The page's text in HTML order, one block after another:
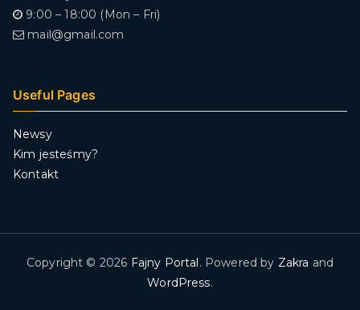
9:00 – 18:00 (Mon – Fri)
mail@gmail.com
Useful Pages
Newsy
Kim jesteśmy?
Kontakt
Copyright © 2026 Fajny Portal. Powered by Zakra and
WordPress.